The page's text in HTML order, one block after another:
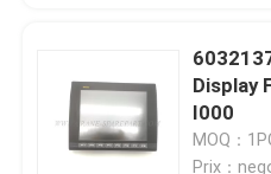
Display
I000
MOQ：
Prix：